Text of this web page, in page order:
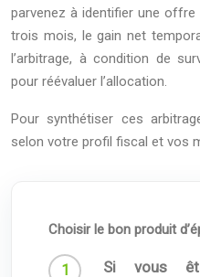
parvenez à identifier une
trois mois, le gain net
l’arbitrage, à condition de
pour réévaluer l’allocation.
Pour synthétiser ces
selon votre profil fiscal et vos
Choisir le bon produit
Si vous